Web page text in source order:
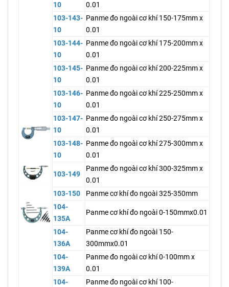
10
0.01
103-143-
10
Panme đo ngoài cơ khí 150-175mm x
0.01
103-144-
10
Panme đo ngoài cơ khí 175-200mm x
0.01
103-145-
10
Panme đo ngoài cơ khí 200-225mm x
0.01
103-146-
10
Panme đo ngoài cơ khí 225-250mm x
0.01
103-147-
10
Panme đo ngoài cơ khí 250-275mm x
0.01
103-148-
10
Panme đo ngoài cơ khí 275-300mm x
0.01
103-149
Panme đo ngoài cơ khí 300-325mm x
0.01
103-150
Panme cơ khí đo ngoài 325-350mm
104-
135A
Panme cơ khí đo ngoài 0-150mmx0.01
104-
136A
Panme cơ khí đo ngoài 150-
300mmx0.01
104-
139A
Panme đo ngoài cơ khí 0-100mm x
0.01
104-
Panme đo ngoài cơ khí 100-